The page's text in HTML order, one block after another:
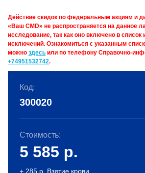
Действие скидок по федеральным акциям и
«Ваш CMD» не распространяется на данное
исследование, так как оно включено в список
исключений. Ознакомиться с указанным
можно здесь или по телефону Справочно-
+74951532742.
Код:
300020
Стоимость:
5 585 р.
+ 285 р. Взятие крови